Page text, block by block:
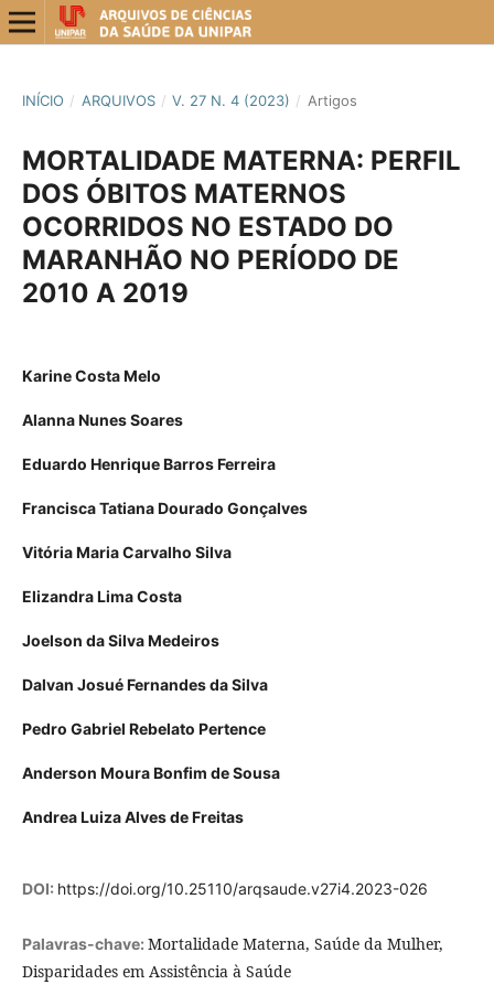
INÍCIO / ARQUIVOS / V. 27 N. 4 (2023) / Artigos
MORTALIDADE MATERNA: PERFIL
DOS ÓBITOS MATERNOS
OCORRIDOS NO ESTADO DO
MARANHÃO NO PERÍODO DE
2010 A 2019
Karine Costa Melo
Alanna Nunes Soares
Eduardo Henrique Barros Ferreira
Francisca Tatiana Dourado Gonçalves
Vitória Maria Carvalho Silva
Elizandra Lima Costa
Joelson da Silva Medeiros
Dalvan Josué Fernandes da Silva
Pedro Gabriel Rebelato Pertence
Anderson Moura Bonfim de Sousa
Andrea Luiza Alves de Freitas
DOI: https://doi.org/10.25110/arqsaude.v27i4.2023-026
Palavras-chave: Mortalidade Materna, Saúde da Mulher,
Disparidades em Assistência à Saúde